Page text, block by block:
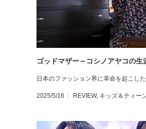
ゴッドマザー～コシノアヤコの生
日本のファッション界に革命を起こし
2025/5/16 REVIEW, キッズ＆ティー